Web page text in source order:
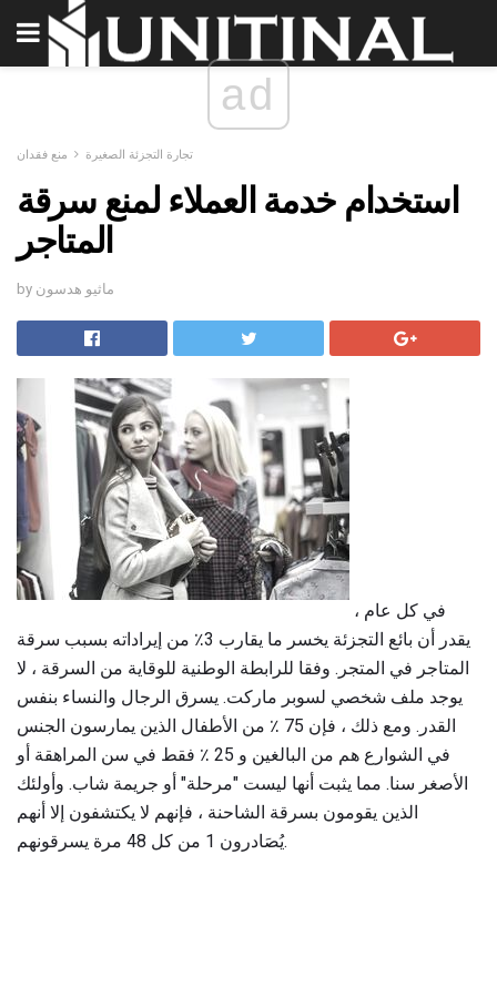
ad
تجارة التجزئة الصغيرة منع فقدان
استخدام خدمة العملاء لمنع سرقة
المتاجر
by ماثيو هدسون
يقدر أن بائع التجزئة يخسر ما يقارب 3٪ من إيراداته بسبب سرقة
المتاجر في المتجر. وفقا للرابطة الوطنية للوقاية من السرقة ، لا
يوجد ملف شخصي لسوبر ماركت. يسرق الرجال والنساء بنفس
القدر. ومع ذلك ، فإن 75 ٪ من الأطفال الذين يمارسون الجنس
في الشوارع هم من البالغين و 25 ٪ فقط في سن المراهقة أو
الأصغر سنا. مما يثبت أنها ليست "مرحلة" أو جريمة شاب. وأولئك
الذين يقومون بسرقة الشاحنة ، فإنهم لا يكتشفون إلا أنهم
يُصَادرون 1 من كل 48 مرة يسرقونهم.